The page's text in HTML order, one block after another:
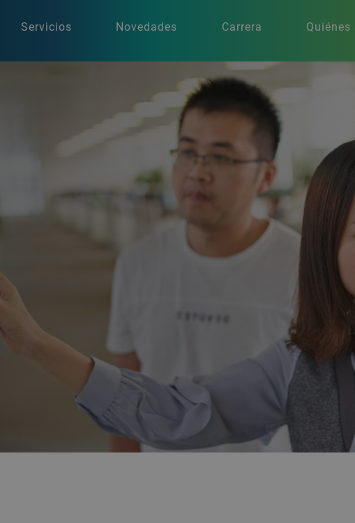
Servicios Novedades Carrera